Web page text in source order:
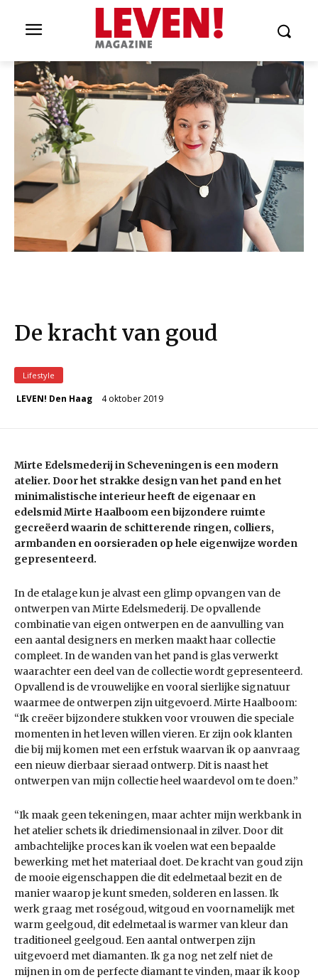
De kracht van goud
Lifestyle
LEVEN! Den Haag 4 oktober 2019
Mirte Edelsmederij in Scheveningen is een modern
atelier. Door het strakke design van het pand en het
minimalistische interieur heeft de eigenaar en
edelsmid Mirte Haalboom een bijzondere ruimte
gecreëerd waarin de schitterende ringen, colliers,
armbanden en oorsieraden op hele eigenwijze worden
gepresenteerd.
In de etalage kun je alvast een glimp opvangen van de
ontwerpen van Mirte Edelsmederij. De opvallende
combinatie van eigen ontwerpen en de aanvulling van
een aantal designers en merken maakt haar collectie
compleet. In de wanden van het pand is glas verwerkt
waarachter een deel van de collectie wordt gepresenteerd.
Opvallend is de vrouwelijke en vooral sierlijke signatuur
waarmee de ontwerpen zijn uitgevoerd. Mirte Haalboom:
“Ik creëer bijzondere stukken voor vrouwen die speciale
momenten in het leven willen vieren. Er zijn ook klanten
die bij mij komen met een erfstuk waarvan ik op aanvraag
een nieuw dierbaar sieraad ontwerp. Dit is naast het
ontwerpen van mijn collectie heel waardevol om te doen.”
“Ik maak geen tekeningen, maar achter mijn werkbank in
het atelier schets ik driedimensionaal in zilver. Door dit
ambachtelijke proces kan ik voelen wat een bepaalde
bewerking met het materiaal doet. De kracht van goud zijn
de mooie eigenschappen die dit edelmetaal bezit en de
manier waarop je kunt smeden, solderen en lassen. Ik
werk graag met roségoud, witgoud en voornamelijk met
warm geelgoud, dit edelmetaal is warmer van kleur dan
traditioneel geelgoud. Een aantal ontwerpen zijn
uitgevoerd met diamanten. Ik ga nog net zelf niet de
mijnen in om de perfecte diamant te vinden, maar ik koop